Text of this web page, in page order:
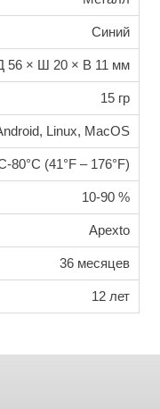
Синий
56 × Ш 20 × В 11 мм
15 гр
Linux, MacOS
80°C (41°F – 176°F)
10-90 %
Apexto
36 месяцев
12 лет